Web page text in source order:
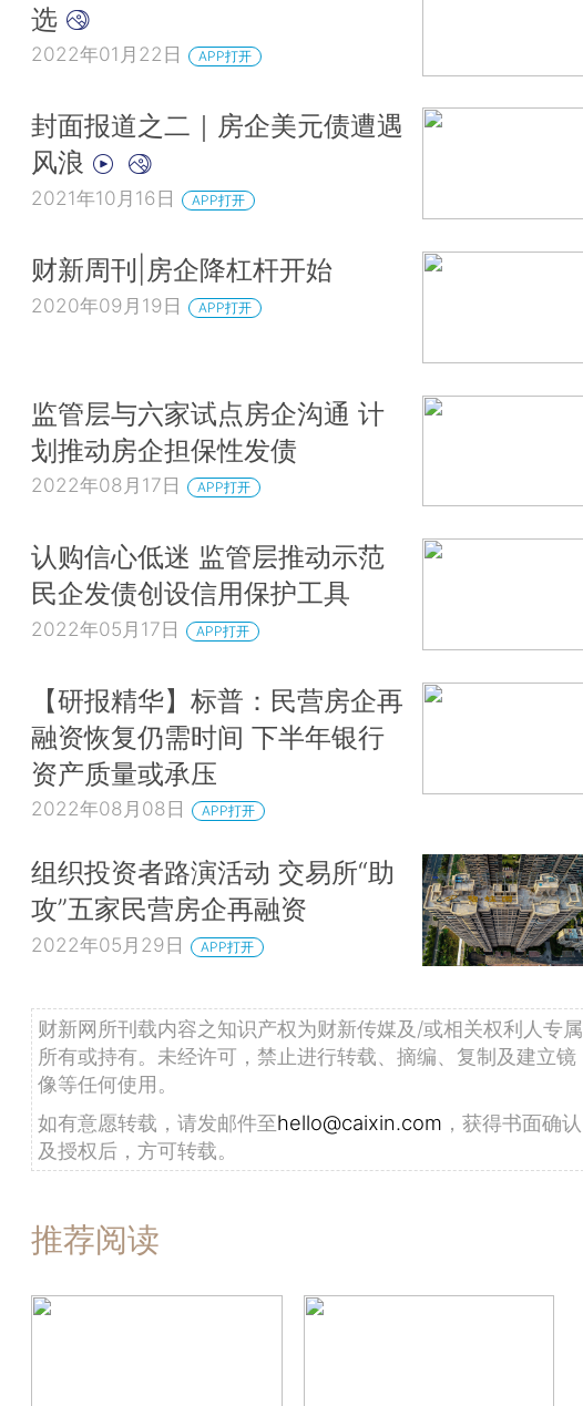
选
2022年01月22日 APP打开
封面报道之二｜房企美元债遭遇
风浪
2021年10月16日 APP打开
财新周刊|房企降杠杆开始
2020年09月19日 APP打开
监管层与六家试点房企沟通 计
划推动房企担保性发债
2022年08月17日 APP打开
认购信心低迷 监管层推动示范
民企发债创设信用保护工具
2022年05月17日 APP打开
【研报精华】标普：民营房企再
融资恢复仍需时间 下半年银行
资产质量或承压
2022年08月08日 APP打开
组织投资者路演活动 交易所“助
攻”五家民营房企再融资
2022年05月29日 APP打开
财新网所刊载内容之知识产权为财新传媒及/或相关权利人专属
所有或持有。未经许可，禁止进行转载、摘编、复制及建立镜
像等任何使用。
如有意愿转载，请发邮件至hello@caixin.com ，获得书面确认
及授权后，方可转载。
推荐阅读